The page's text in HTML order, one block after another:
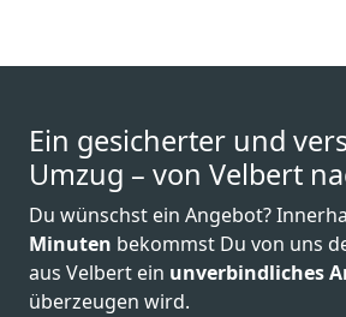
Ein gesicherter und
Umzug – von Velbert
Du wünschst ein Angebot?
Minuten bekommst Du von uns
aus Velbert ein unverbindliches
überzeugen wird.